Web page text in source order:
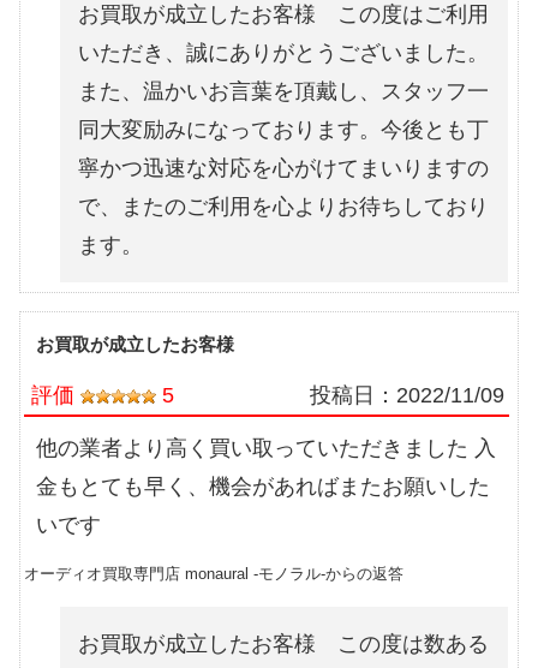
お買取が成立したお客様 この度はご利用
いただき、誠にありがとうございました。
また、温かいお言葉を頂戴し、スタッフ一
同大変励みになっております。今後とも丁
寧かつ迅速な対応を心がけてまいりますの
で、またのご利用を心よりお待ちしており
ます。
お買取が成立したお客様
評価 5 投稿日： 2022/11/09
他の業者より高く買い取っていただきました 入
金もとても早く、機会があればまたお願いした
いです
オーディオ買取専門店 monaural -モノラル-からの返答
お買取が成立したお客様 この度は数ある